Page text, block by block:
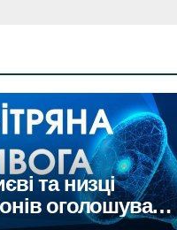
та низці
оголошували